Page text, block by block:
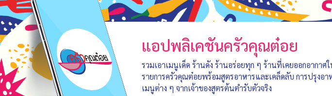
แอปพลิเคชันครัวคุณต๋อย
รวมเอาเมนูเด็ด ร้านดัง ร้านอร่อยทุก ๆ ร้านที่เคยออกอากาศ
รายการครัวคุณต๋อยพร้อมสูตรอาหารและเคล็ดลับ การปรุงอา
เมนูต่าง ๆ จากเจ้าของสูตรต้นตำรับตัวจริง